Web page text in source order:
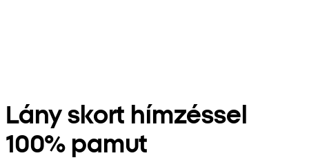
Lány skort hímzéssel
100% pamut